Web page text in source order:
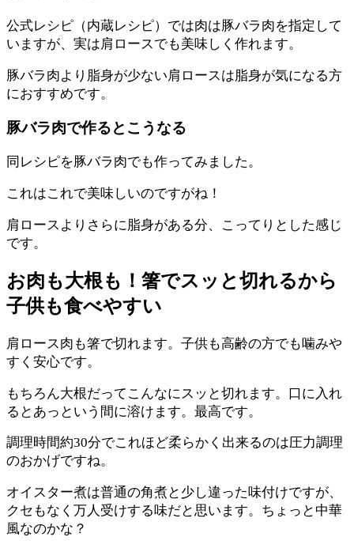
公式レシピ（内蔵レシピ）では肉は豚バラ肉を指定して
いますが、実は肩ロースでも美味しく作れます。
豚バラ肉より脂身が少ない肩ロースは脂身が気になる方
におすすめです。
豚バラ肉で作るとこうなる
同レシピを豚バラ肉でも作ってみました。
これはこれで美味しいのですがね！
肩ロースよりさらに脂身がある分、こってりとした感じ
です。
お肉も大根も！箸でスッと切れるから
子供も食べやすい
肩ロース肉も箸で切れます。子供も高齢の方でも噛みや
すく安心です。
もちろん大根だってこんなにスッと切れます。口に入れ
るとあっという間に溶けます。最高です。
調理時間約30分でこれほど柔らかく出来るのは圧力調理
のおかげですね。
オイスター煮は普通の角煮と少し違った味付けですが、
クセもなく万人受けする味だと思います。ちょっと中華
風なのかな？